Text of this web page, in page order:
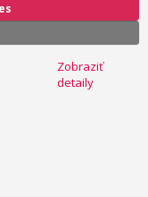
Zobraziť
detaily